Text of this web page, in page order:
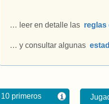
… leer en detalle las reglas
… y consultar algunas
primeros i